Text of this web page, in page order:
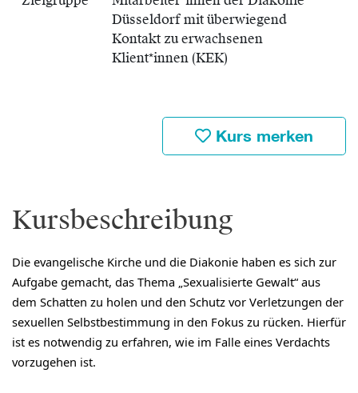
Düsseldorf mit überwiegend
Kontakt zu erwachsenen
Klient*innen (KEK)
Kurs merken
Kursbeschreibung
Die evangelische Kirche und die Diakonie haben es sich zur
Aufgabe gemacht, das Thema „Sexualisierte Gewalt“ aus
dem Schatten zu holen und den Schutz vor Verletzungen der
sexuellen Selbstbestimmung in den Fokus zu rücken. Hierfür
ist es notwendig zu erfahren, wie im Falle eines Verdachts
vorzugehen ist.